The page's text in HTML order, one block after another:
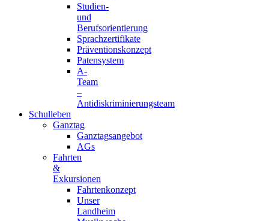
Studien-
und
Berufsorientierung
Sprachzertifikate
Präventionskonzept
Patensystem
A-
Team
–
Antidiskriminierungsteam
Schulleben
Ganztag
Ganztagsangebot
AGs
Fahrten
&
Exkursionen
Fahrtenkonzept
Unser
Landheim